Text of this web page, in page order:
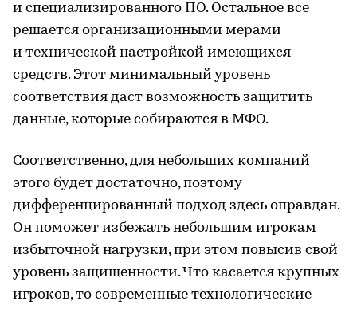
и специализированного ПО. Остальное все
решается организационными мерами
и технической настройкой имеющихся
средств. Этот минимальный уровень
соответствия даст возможность защитить
данные, которые собираются в МФО.
Соответственно, для небольших компаний
этого будет достаточно, поэтому
дифференцированный подход здесь оправдан.
Он поможет избежать небольшим игрокам
избыточной нагрузки, при этом повысив свой
уровень защищенности. Что касается крупных
игроков, то современные технологические